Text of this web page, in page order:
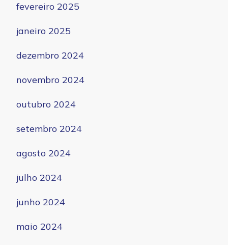
fevereiro 2025
janeiro 2025
dezembro 2024
novembro 2024
outubro 2024
setembro 2024
agosto 2024
julho 2024
junho 2024
maio 2024